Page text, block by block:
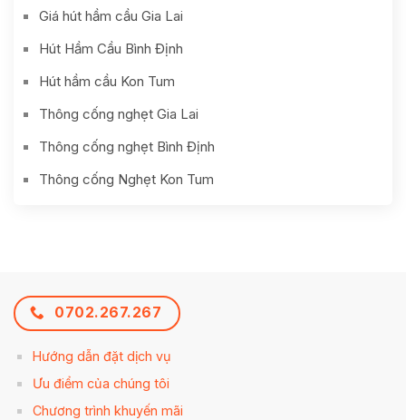
Giá hút hầm cầu Gia Lai
Hút Hầm Cầu Bình Định
Hút hầm cầu Kon Tum
Thông cống nghẹt Gia Lai
Thông cống nghẹt Bình Định
Thông cống Nghẹt Kon Tum
0702.267.267
Hướng dẫn đặt dịch vụ
Ưu điểm của chúng tôi
Chương trình khuyến mãi